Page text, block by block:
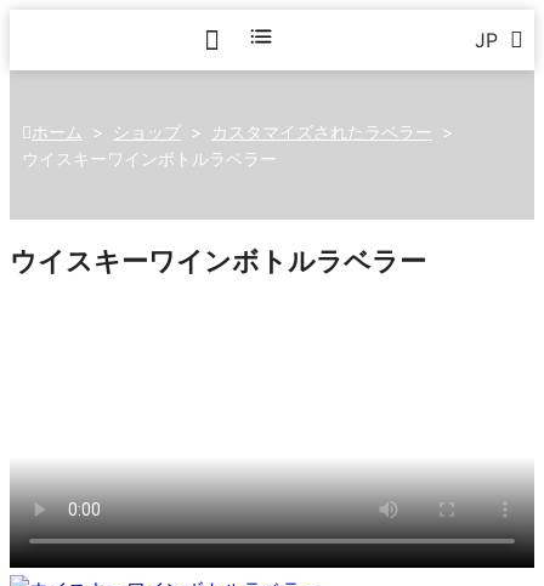
JP
ホーム > ショップ > カスタマイズされたラベラー >
ウイスキーワインボトルラベラー
ウイスキーワインボトルラベラー